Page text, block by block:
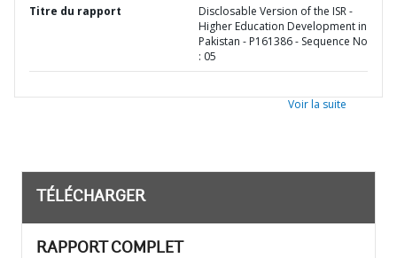
Titre du rapport
Disclosable Version of the ISR -
Higher Education Development in
Pakistan - P161386 - Sequence No
: 05
Voir la suite
TÉLÉCHARGER
RAPPORT COMPLET